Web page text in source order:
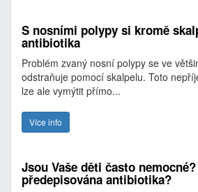
S nosními polypy si kromě
antibiotika
Problém zvaný nosní polypy se ve
odstraňuje pomocí skalpelu. Toto
lze ale vymýtit přímo...
Více info
Jsou Vaše děti často
předepisována antibiotika?